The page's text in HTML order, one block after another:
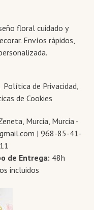
floral cuidado y
Envíos rápidos,
Política de Privacidad
de Cookies
Murcia, Murcia -
| 968-85-41-
de Entrega: 48h
incluidos